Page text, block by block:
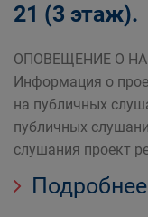
21 (3 этаж).
ОПОВЕЩЕНИЕ О
Информация о
на публичных
публичных
слушания проект
Подробнее